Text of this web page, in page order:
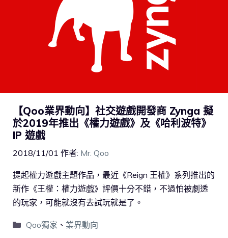
【Qoo業界動向】社交遊戲開發商 Zynga 擬
於2019年推出《權力遊戲》及《哈利波特》
IP 遊戲
2018/11/01 作者: Mr. Qoo
提起權力遊戲主題作品，最近《Reign 王權》系列推出的
新作《王權：權力遊戲》評價十分不錯，不過怕被劇透
的玩家，可能就沒有去試玩就是了。
Qoo獨家 、 業界動向